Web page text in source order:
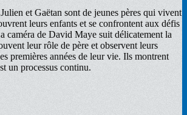
et Gaëtan sont de jeunes pères qui vivent
leurs enfants et se confrontent aux défis
caméra de David Maye suit délicatement la
leur rôle de père et observent leurs
premières années de leur vie. Ils montrent
un processus continu.